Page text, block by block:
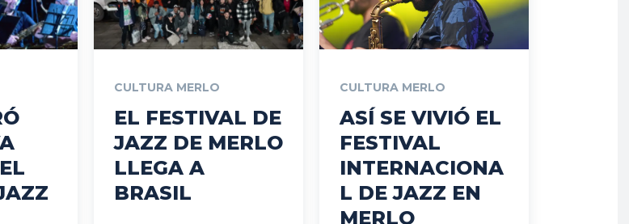
CULTURA MERLO
EL FESTIVAL DE
JAZZ DE MERLO
LLEGA A
BRASIL
CULTURA MERLO
ASÍ SE VIVIÓ EL
FESTIVAL
INTERNACIONA
L DE JAZZ EN
MERLO